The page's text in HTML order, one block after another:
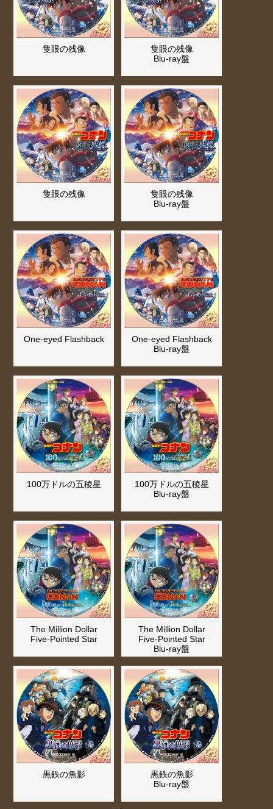
隻眼の残像
隻眼の残像
Blu-ray盤
隻眼の残像
隻眼の残像
Blu-ray盤
One‐eyed Flashback
One‐eyed Flashback
Blu-ray盤
100万ドルの五稜星
100万ドルの五稜星
Blu-ray盤
The Million Dollar
Five-Pointed Star
The Million Dollar
Five-Pointed Star
Blu-ray盤
黒鉄の魚影
黒鉄の魚影
Blu-ray盤